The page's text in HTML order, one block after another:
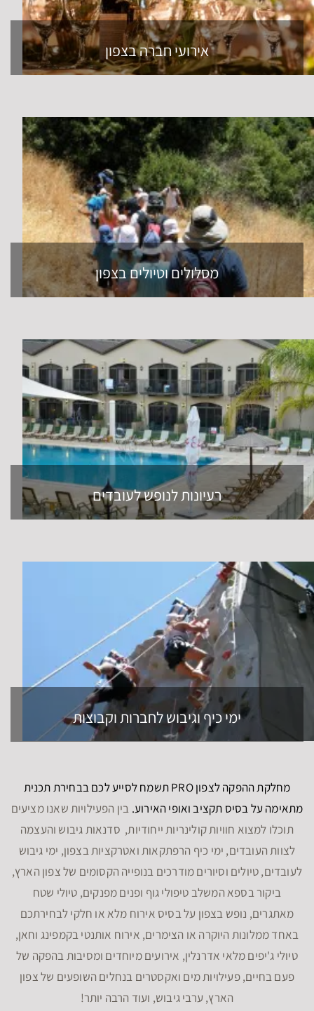
אירועי חברה בצפון
מסלולים וטיולים בצפון
רעיונות לנופש לעובדים
ימי כיף וגיבוש לחברות וקבוצות
מחלקת ההפקה לצפון PRO תשמח לסייע לכם בבחירת תכנית
מתאימה על בסיס תקציב ואופי האירוע. בין הפעילויות שאנו מציעים
תוכלו למצוא חוויות קולינריות ייחודיות, סדנאות גיבוש והעצמה
לצוות העובדים, ימי כיף הרפתקאות ואטרקציות בצפון, ימי גיבוש
לעובדים, טיולים וסיורים מודרכים בנופייה הקסומים של צפון הארץ,
ביקור בספא המשלב טיפולי גוף ופנים מפנקים, טיולי שטח
מאתגרים, נופש בצפון על בסיס אירוח מלא או חלקי לבחירתכם
באחד ממלונות היוקרה או הצימרים, אירוח אותנטי בקמפינג וחאן,
טיולי ג'יפים מלאי אדרנלין, אירועים מיוחדים ומסיבות בהפקה של
פעם בחיים, פעילויות מים ואקסטרים בנחלים השופעים של צפון
הארץ, ערבי גיבוש, ועוד הרבה יותר!